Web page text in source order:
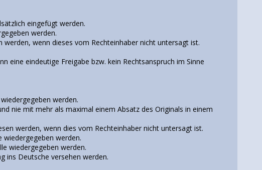
eingefügt werden.
werden.
wenn dieses vom Rechteinhaber nicht untersagt ist.
eine eindeutige Freigabe bzw. kein Rechtsanspruch im Sinne
werden.
nie mit mehr als maximal einem Absatz des Originals in einem
werden, wenn dies vom Rechteinhaber nicht untersagt ist.
werden.
wiedergegeben werden.
ins Deutsche versehen werden.